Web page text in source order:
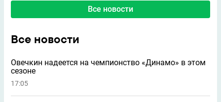
Все новости
Все новости
Овечкин надеется на чемпионство «Динамо» в этом
сезоне
17:05